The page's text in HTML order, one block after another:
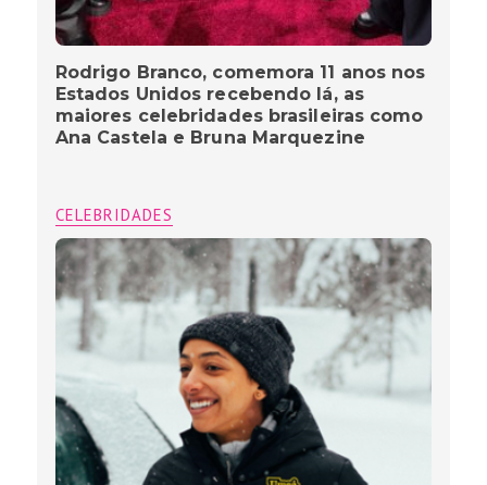
Rodrigo Branco, comemora 11 anos nos
Estados Unidos recebendo lá, as
maiores celebridades brasileiras como
Ana Castela e Bruna Marquezine
CELEBRIDADES